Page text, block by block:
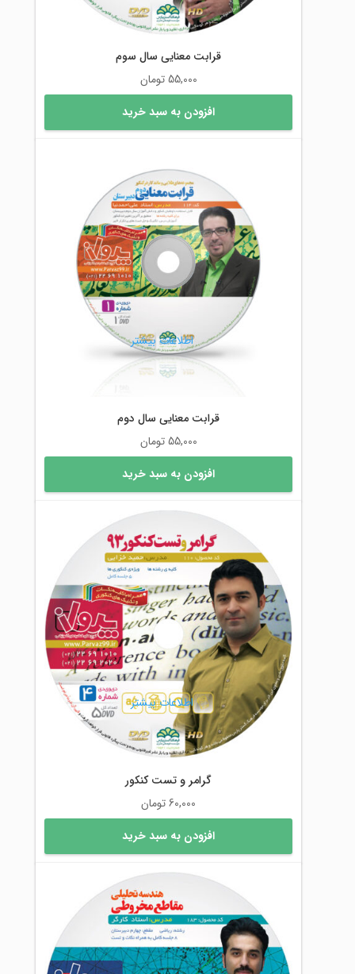
قرابت معنایی سال سوم
55,000 تومان
افزودن به سبد خرید
اطلاعات بیشتر
قرابت معنایی سال دوم
55,000 تومان
افزودن به سبد خرید
اطلاعات بیشتر
گرامر و تست کنکور
60,000تومان
افزودن به سبد خرید